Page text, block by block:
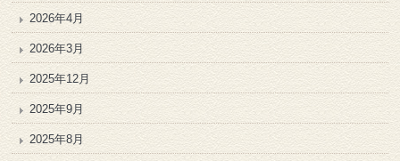
2026年4月
2026年3月
2025年12月
2025年9月
2025年8月